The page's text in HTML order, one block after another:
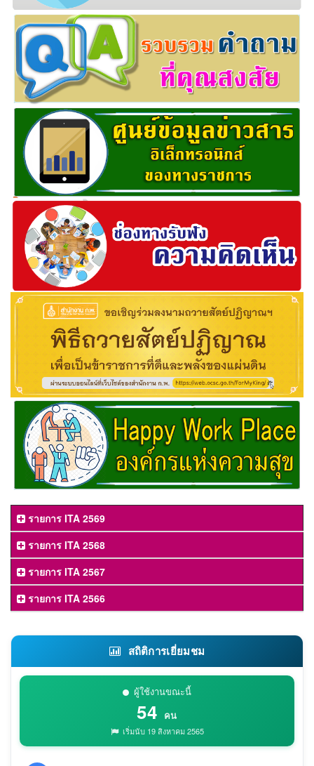
รายการ ITA 2569
รายการ ITA 2568
รายการ ITA 2567
รายการ ITA 2566
สถิติการเยี่ยมชม
ผู้ใช้งานขณะนี้
54 คน
เริ่มนับ 19 สิงหาคม 2565